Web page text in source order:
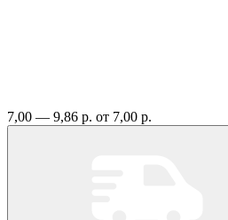
7,00 — 9,86 р. от 7,00 р.